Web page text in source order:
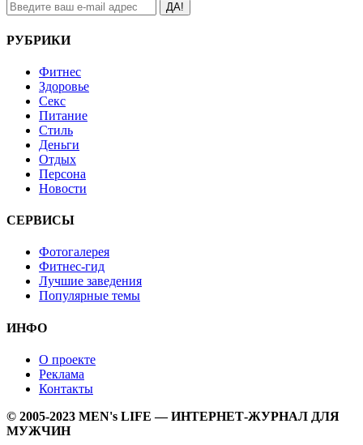
ДА!
РУБРИКИ
Фитнес
Здоровье
Секс
Питание
Стиль
Деньги
Отдых
Персона
Новости
СЕРВИСЫ
Фотогалерея
Фитнес-гид
Лучшие заведения
Популярные темы
ИНФО
О проекте
Реклама
Контакты
© 2005-2023 MEN's LIFE — ИНТЕРНЕТ-ЖУРНАЛ ДЛЯ
МУЖЧИН